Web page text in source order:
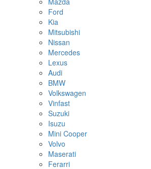
Ford
Kia
Mitsubishi
Nissan
Mercedes
Lexus
Audi
BMW
Volkswagen
Vinfast
Suzuki
Isuzu
Mini Cooper
Volvo
Maserati
Ferarri